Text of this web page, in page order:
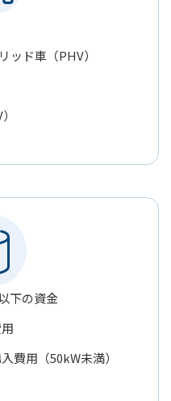
ッド車（PHV）
下の資金
費用（50kW未満）